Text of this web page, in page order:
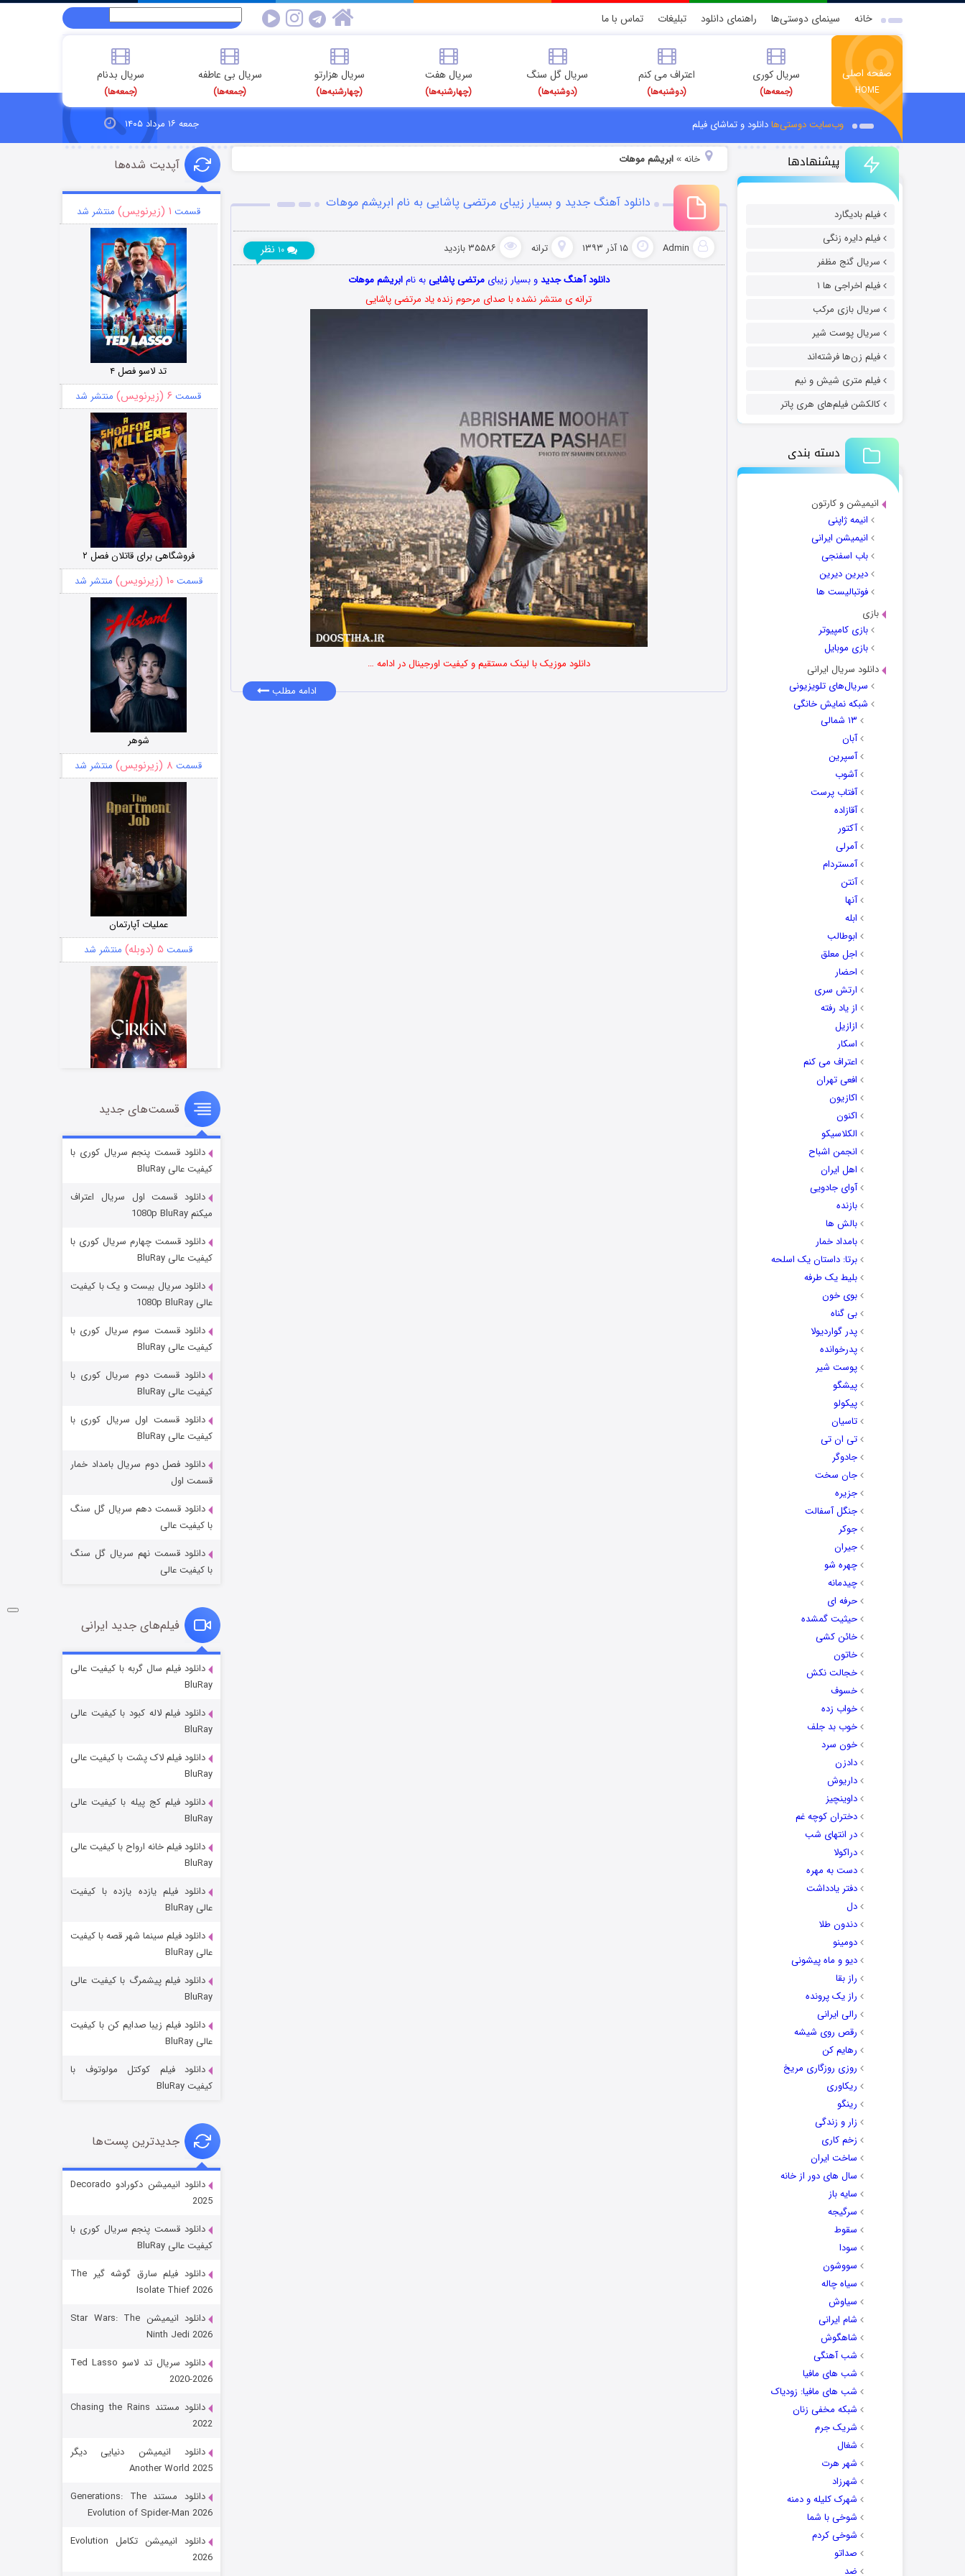
خانه سینمای دوستی‌ها راهنمای دانلود تبلیغات تماس با ما
صفحه اصلی
HOME
سریال کوری
(جمعه‌ها)
اعتراف می کنم
(دوشنبه‌ها)
سریال گل سنگ
(دوشنبه‌ها)
سریال هفت
(چهارشنبه‌ها)
سریال هزارتو
(چهارشنبه‌ها)
سریال بی عاطفه
(جمعه‌ها)
سریال بدنام
(جمعه‌ها)
وب‌سایت دوستی‌هادانلود و تماشای فیلم جمعه ۱۶ مرداد ۱۴۰۵
پیشنهادها
فیلم بادیگارد
فیلم دایره زنگی
سریال گنج مظفر
فیلم اخراجی ها ۱
سریال بازی مرکب
سریال پوست شیر
فیلم زن‌ها فرشته‌اند
فیلم متری شیش و نیم
کالکشن فیلم‌های هری پاتر
دسته بندی
انیمیشن و کارتون
انیمه ژاپنی
انیمیشن ایرانی
باب اسفنجی
دیرین دیرین
فوتبالیست ها
بازی
بازی کامپیوتر
بازی موبایل
دانلود سریال ایرانی
سریال‌های تلویزیونی
شبکه نمایش خانگی
۱۳ شمالی
آبان
آسپرین
آشوب
آفتاب پرست
آقازاده
آکتور
آمرلی
آمستردام
آنتن
آنها
ابله
ابوطالب
اجل معلق
احضار
ارتش سری
از یاد رفته
ازازیل
اسکار
اعتراف می کنم
افعی تهران
اکازیون
اکنون
الکلاسیکو
انجمن اشباح
اهل ایران
آوای جادویی
بازنده
بالش ها
بامداد خمار
برتا: داستان یک اسلحه
بلیط یک‌‌ طرفه
بوی خون
بی گناه
پدر گواردیولا
پدرخوانده
پوست شیر
پیشگو
پیکولو
تاسیان
تی ان تی
جادوگر
جان سخت
جزیره
جنگل آسفالت
جوکر
جیران
چهره شو
چیدمانه
حرفه ای
حیثیت گمشده
خائن کشی
خاتون
خجالت نکش
خسوف
خواب زده
خوب بد جلف
خون سرد
دادزن
داریوش
داوینچیز
دختران کوچه غم
در انتهای شب
دراکولا
دست به مهره
دفتر یادداشت
دل
دندون طلا
دومینو
دیو و ماه پیشونی
راز بقا
راز یک پرونده
رالی ایرانی
رقص روی شیشه
رهایم کن
روزی روزگاری مریخ
ریکاوری
رینگو
زار و زندگی
زخم کاری
ساخت ایران
سال های دور از خانه
سایه باز
سرگیجه
سقوط
سودا
سووشون
سیاه چاله
سیاوش
شام ایرانی
شاهگوش
شب آهنگی
شب های مافیا
شب های مافیا: زودیاک
شبکه مخفی زنان
شریک جرم
شغال
شهر هرت
شهرزاد
شهرک کلیله و دمنه
شوخی با شما
شوخی کردم
صداتو
ضد
خانه» ابریشم موهات
دانلود آهنگ جدید و بسیار زیبای مرتضی پاشایی به نام ابریشم موهات
Admin ۱۵ آذر ۱۳۹۳ ترانه ۳۵۵۸۶ بازدید ۱۰ نظر
دانلود آهنگ جدیدو بسیار زیبایمرتضی پاشاییبه نامابریشم موهات
ترانه ی منتشر نشده با صدای مرحوم زنده یاد مرتضی پاشایی
دانلود موزیک با لینک مستقیم و کیفیت اورجینال در ادامه …
ادامه مطلب
آپدیت شده‌ها
قسمت ۱ (زیرنویس) منتشر شد
تد لاسو فصل ۴
قسمت ۶ (زیرنویس) منتشر شد
فروشگاهی برای قاتلان فصل ۲
قسمت۱۰ (زیرنویس) منتشر شد
شوهر
قسمت ۸ (زیرنویس) منتشر شد
عملیات آپارتمان
قسمت ۵ (دوبله) منتشر شد
سریال زشت
قسمت۲ (زیرنویس) منتشر شد
مردگان متحرک: شهر مرده ۳
شکست استوارت در نجات جهان
قسمت ۷ (زیرنویس) منتشر شد
شوگر فصل ۲
قسمت
خاندان اژدها فصل ۳
جادوگری در مغولستان
قسمت ۶ (زیرنویس)
رویایی برای تو
قسمت
قسمت‌های جدید
دانلود قسمت پنجم سریال کوری با
کیفیت عالی BluRay
دانلود قسمت اول سریال اعتراف
میکنم 1080p BluRay
دانلود قسمت چهارم سریال کوری با
کیفیت عالی BluRay
دانلود سریال بیست و یک با کیفیت
عالی 1080p BluRay
دانلود قسمت سوم سریال کوری با
کیفیت عالی BluRay
دانلود قسمت دوم سریال کوری با
کیفیت عالی BluRay
دانلود قسمت اول سریال کوری با
کیفیت عالی BluRay
دانلود فصل دوم سریال بامداد خمار
قسمت اول
دانلود قسمت دهم سریال گل سنگ
با کیفیت عالی
دانلود قسمت نهم سریال گل سنگ
با کیفیت عالی
فیلم‌های جدید ایرانی
دانلود فیلم سال گربه با کیفیت عالی
BluRay
دانلود فیلم لاله کبود با کیفیت عالی
BluRay
دانلود فیلم لاک پشت با کیفیت عالی
BluRay
دانلود فیلم کج‌ پیله با کیفیت عالی
BluRay
دانلود فیلم خانه ارواح با کیفیت عالی
BluRay
دانلود فیلم یازده یازده با کیفیت
عالی BluRay
دانلود فیلم سینما شهر قصه با کیفیت
عالی BluRay
دانلود فیلم پیشمرگ با کیفیت عالی
BluRay
دانلود فیلم زیبا صدایم کن با کیفیت
عالی BluRay
دانلود فیلم کوکتل مولوتوف با
کیفیت BluRay
جدیدترین پست‌ها
دانلود انیمیشن دکورادو Decorado
2025
دانلود قسمت پنجم سریال کوری با
کیفیت عالی BluRay
دانلود فیلم سارق گوشه گیر The
Isolate Thief 2026
دانلود انیمیشن Star Wars: The
Ninth Jedi 2026
دانلود سریال تد لاسو Ted Lasso
2020-2026
دانلود مستند Chasing the Rains
2022
دانلود انیمیشن دنیایی دیگر
Another World 2025
دانلود مستند Generations: The
Evolution of Spider-Man 2026
دانلود انیمیشن تکامل Evolution
2026